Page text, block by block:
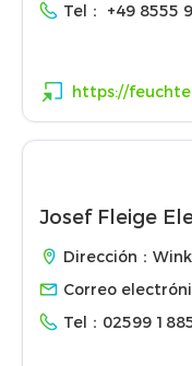
Tel：
+49 8555
https://
Josef Fleige
Dirección：
Correo
Tel： 02599